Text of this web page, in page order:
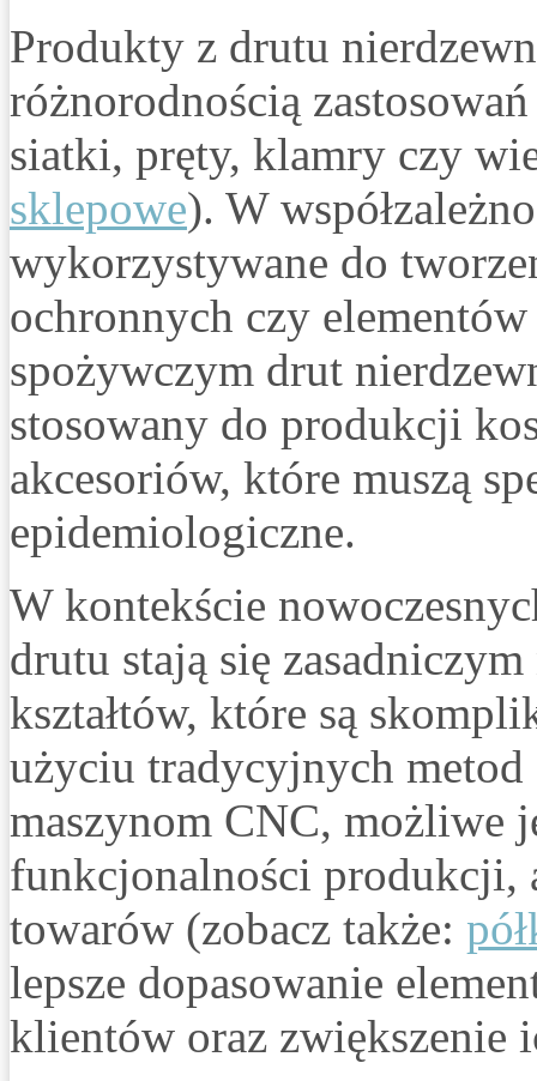
Produkty z drutu
różnorodnością
siatki, pręty, klamry czy
sklepowe). W
wykorzystywane do
ochronnych czy
spożywczym drut
stosowany do produkcji
akcesoriów, które muszą
epidemiologiczne.
W kontekście
drutu stają się
kształtów, które są
użyciu tradycyjnych
maszynom CNC, możliwe
funkcjonalności produkcji,
towarów (zobacz także:
lepsze dopasowanie
klientów oraz zwiększenie